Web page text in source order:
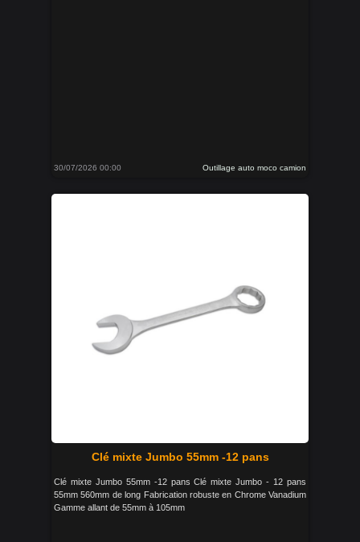
30/07/2026 00:00 Outillage auto moco camion
Clé mixte Jumbo 55mm -12 pans
Clé mixte Jumbo 55mm -12 pans Clé mixte Jumbo - 12 pans
55mm 560mm de long Fabrication robuste en Chrome Vanadium
Gamme allant de 55mm à 105mm